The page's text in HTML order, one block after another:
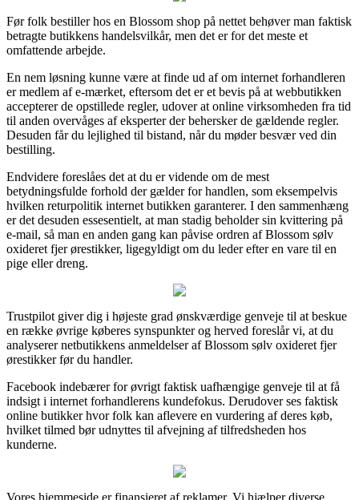
Før folk bestiller hos en Blossom shop på nettet behøver man faktisk
betragte butikkens handelsvilkår, men det er for det meste et
omfattende arbejde.
En nem løsning kunne være at finde ud af om internet forhandleren
er medlem af e-mærket, eftersom det er et bevis på at webbutikken
accepterer de opstillede regler, udover at online virksomheden fra tid
til anden overvåges af eksperter der behersker de gældende regler.
Desuden får du lejlighed til bistand, når du møder besvær ved din
bestilling.
Endvidere foreslåes det at du er vidende om de mest
betydningsfulde forhold der gælder for handlen, som eksempelvis
hvilken returpolitik internet butikken garanterer. I den sammenhæng
er det desuden essesentielt, at man stadig beholder sin kvittering på
e-mail, så man en anden gang kan påvise ordren af Blossom sølv
oxideret fjer ørestikker, ligegyldigt om du leder efter en vare til en
pige eller dreng.
Trustpilot giver dig i højeste grad ønskværdige genveje til at beskue
en række øvrige køberes synspunkter og herved foreslår vi, at du
analyserer netbutikkens anmeldelser af Blossom sølv oxideret fjer
ørestikker før du handler.
Facebook indebærer for øvrigt faktisk uafhængige genveje til at få
indsigt i internet forhandlerens kundefokus. Derudover ses faktisk
online butikker hvor folk kan aflevere en vurdering af deres køb,
hvilket tilmed bør udnyttes til afvejning af tilfredsheden hos
kunderne.
Vores hjemmeside er finansieret af reklamer. Vi hjælper diverse